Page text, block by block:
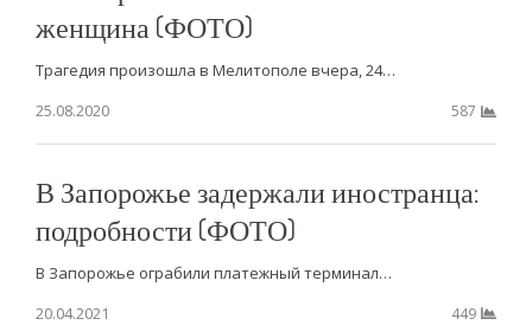
женщина (ФОТО)
Трагедия произошла в Мелитополе вчера, 24…
25.08.2020
587
В Запорожье задержали иностранца:
подробности (ФОТО)
В Запорожье ограбили платежный терминал…
20.04.2021
449